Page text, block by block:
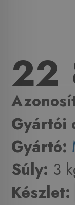
22
Gyártói
Gyártó:
Súly: 3
Készlet: